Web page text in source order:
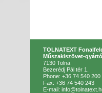
TOLNATEXT
Műszakiszövet-
7130 Tolna
Bezerédj Pál tér 1.
Phone: +36 74 540 200
Fax: +36 74 540 243
E-mail: